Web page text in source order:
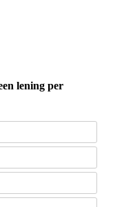
lening per